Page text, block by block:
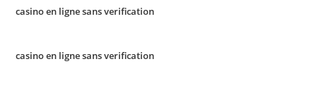
casino en ligne sans verification
casino en ligne sans verification